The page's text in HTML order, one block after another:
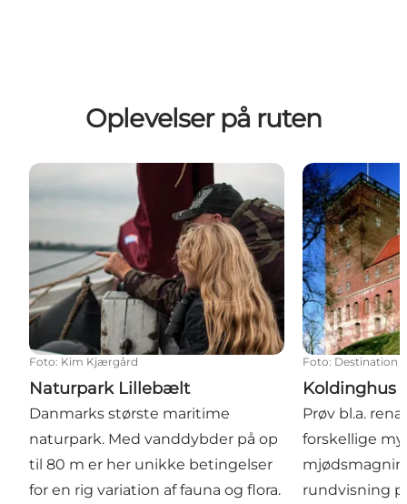
Oplevelser på ruten
Naturpark Lillebælt
Foto: Kim Kjærgård
Naturpark Lillebælt
Danmarks største maritime
naturpark. Med vanddybder på op
til 80 m er her unikke betingelser
for en rig variation af fauna og flora.
Koldinghus
Foto: Destination
Koldinghus
Prøv bl.a.
forskellige
rundvisning